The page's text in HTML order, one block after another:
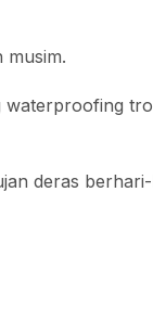
musim.
waterproofing
deras